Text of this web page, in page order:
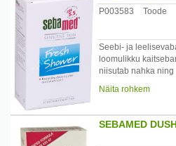
P003583 Toode
Seebi- ja
loomulikku
niisutab nahka ning
kuivale nahale.
/*/*
Koostis: Aqua,
Näita rohkem
SEBAMED